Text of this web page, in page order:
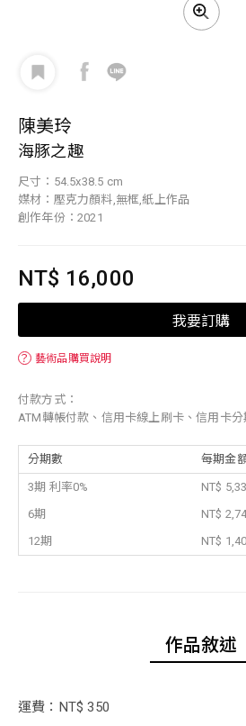
陳美玲
海豚之趣
尺寸：54.5x38.5 cm
媒材：壓克力顏料,無框,紙上作品
創作年份：2021
NT$ 16,000
我要訂購
？ 藝術品購買說明
付款方式：
ATM轉帳付款、信用卡線上刷卡、信用卡分
分期數 每期金
3期 利率0%
NT$
6期
NT$
12期
NT$
作品敘述
運費：NT$ 350